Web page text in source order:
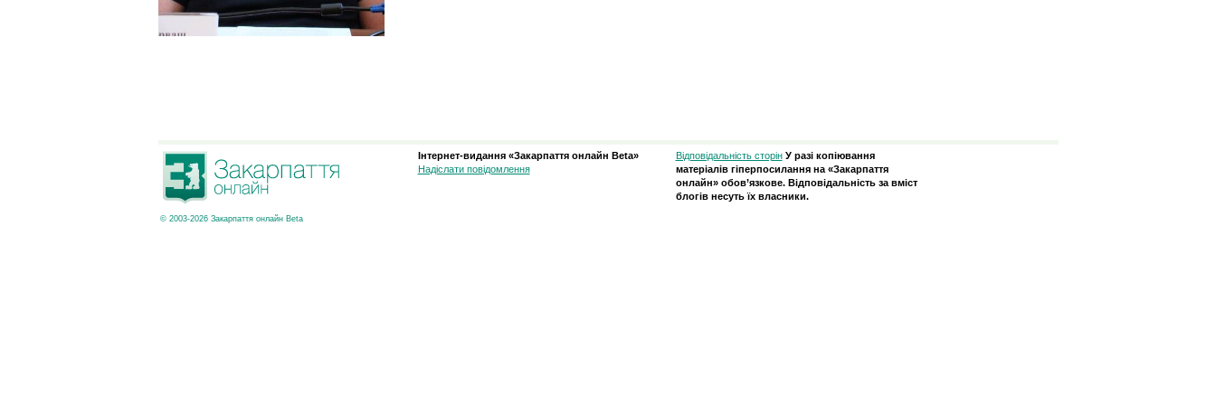
© 2003-2026 Закарпаття онлайн Beta
Інтернет-видання «Закарпаття онлайн Beta»
Надіслати повідомлення
Відповідальність сторін У разі копіювання
матеріалів гіперпосилання на «Закарпаття
онлайн» обов’язкове. Відповідальність за вміст
блогів несуть їх власники.